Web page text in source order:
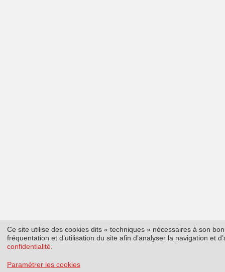
Ce site utilise des cookies dits « techniques » nécessaires à son
fréquentation et d’utilisation du site afin d’analyser la navigation et
confidentialité
Paramétrer les cookies